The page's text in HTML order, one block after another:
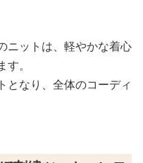
ニットは、軽やかな着心
。
となり、全体のコーディ